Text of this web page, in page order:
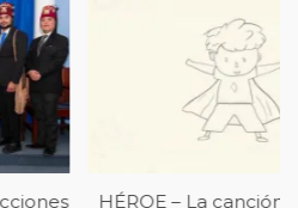
de
Junta Establecida